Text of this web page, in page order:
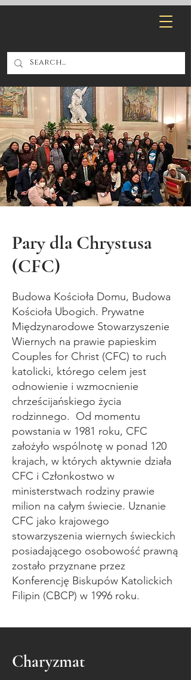
Pary dla Chrystusa
(CFC)
Budowa Kościoła Domu, Budowa
Kościoła Ubogich. Prywatne
Międzynarodowe Stowarzyszenie
Wiernych na prawie papieskim
Couples for Christ (CFC) to ruch
katolicki, którego celem jest
odnowienie i wzmocnienie
chrześcijańskiego życia
rodzinnego. Od momentu
powstania w 1981 roku, CFC
założyło wspólnotę w ponad 120
krajach, w których aktywnie działa
CFC i Członkostwo w
ministerstwach rodziny prawie
milion na całym świecie. Uznanie
CFC jako krajowego
stowarzyszenia wiernych świeckich
posiadającego osobowość prawną
zostało przyznane przez
Konferencję Biskupów Katolickich
Filipin (CBCP) w 1996 roku.
Charyzmat